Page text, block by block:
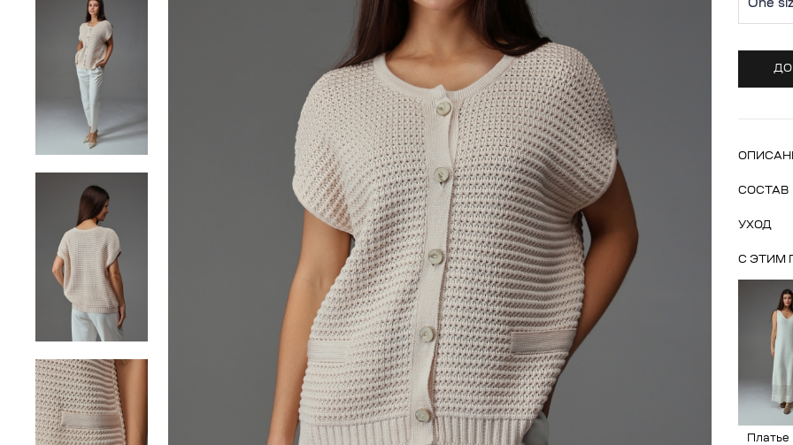
One
СОСТАВ
УХОД
С ЭТИМ